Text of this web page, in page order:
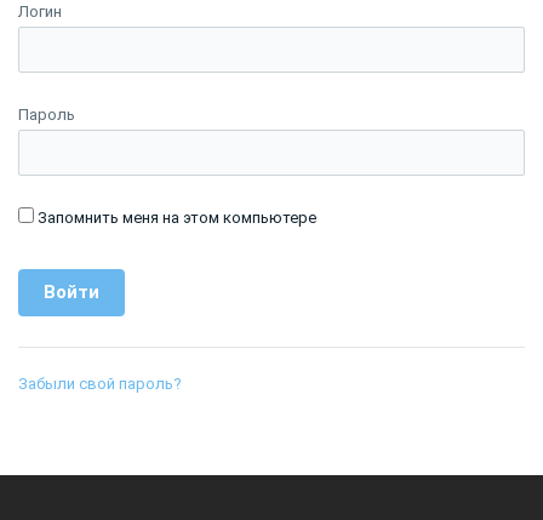
Логин
Пароль
Запомнить меня на этом компьютере
Забыли свой пароль?